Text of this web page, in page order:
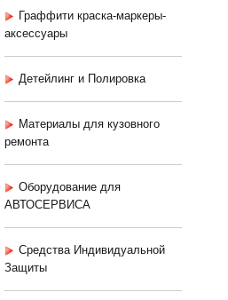
Граффити краска-маркеры-
аксессуары
Детейлинг и Полировка
Материалы для кузовного
ремонта
Оборудование для
АВТОСЕРВИСА
Средства Индивидуальной
Защиты